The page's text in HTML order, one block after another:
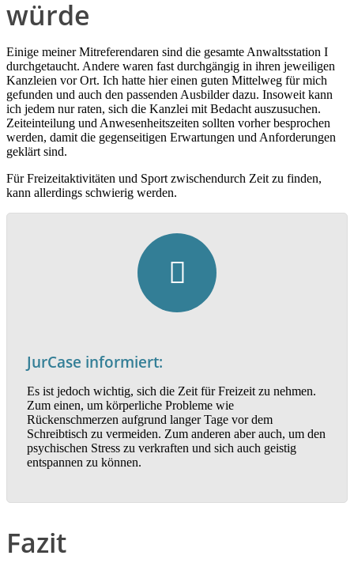
würde
Einige meiner Mitreferendaren sind die gesamte Anwaltsstation I
durchgetaucht. Andere waren fast durchgängig in ihren jeweiligen
Kanzleien vor Ort. Ich hatte hier einen guten Mittelweg für mich
gefunden und auch den passenden Ausbilder dazu. Insoweit kann
ich jedem nur raten, sich die Kanzlei mit Bedacht auszusuchen.
Zeiteinteilung und Anwesenheitszeiten sollten vorher besprochen
werden, damit die gegenseitigen Erwartungen und Anforderungen
geklärt sind.
Für Freizeitaktivitäten und Sport zwischendurch Zeit zu finden,
kann allerdings schwierig werden.
JurCase informiert:
Es ist jedoch wichtig, sich die Zeit für Freizeit zu nehmen.
Zum einen, um körperliche Probleme wie
Rückenschmerzen aufgrund langer Tage vor dem
Schreibtisch zu vermeiden. Zum anderen aber auch, um den
psychischen Stress zu verkraften und sich auch geistig
entspannen zu können.
Fazit